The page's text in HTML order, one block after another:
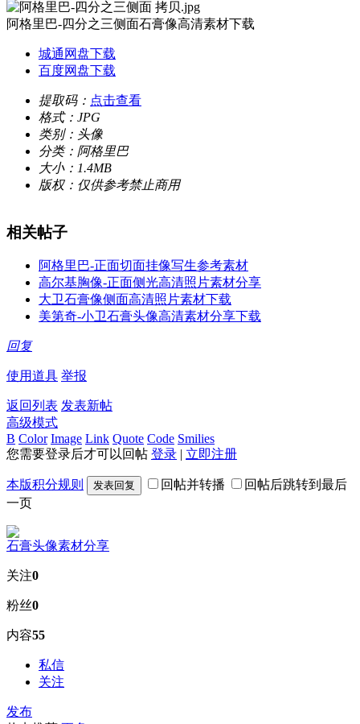
阿格里巴-四分之三侧面石膏像高清素材下载
城通网盘下载
百度网盘下载
提取码： 点击查看
格式： JPG
类别： 头像
分类： 阿格里巴
大小： 1.4MB
版权： 仅供参考禁止商用
相关帖子
阿格里巴-正面切面挂像写生参考素材
高尔基胸像-正面侧光高清照片素材分享
大卫石膏像侧面高清照片素材下载
美第奇-小卫石膏头像高清素材分享下载
回复
使用道具 举报
返回列表 发表新帖
高级模式
B Color Image Link Quote Code Smilies
您需要登录后才可以回帖 登录 | 立即注册
本版积分规则 发表回复 回帖并转播
回帖后跳转到最后
一页
石膏头像素材分享
关注0
粉丝0
内容55
私信
关注
发布